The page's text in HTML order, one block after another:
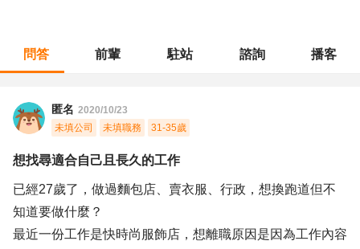
問答 前輩 駐站 諮詢 播客
匿名 2020/10/23
未填公司
未填職務 31-35歲
想找尋適合自己且長久的工作
已經27歲了，做過麵包店、賣衣服、行政，想換跑道但不
知道要做什麼？
最近一份工作是快時尚服飾店，想離職原因是因為工作內容